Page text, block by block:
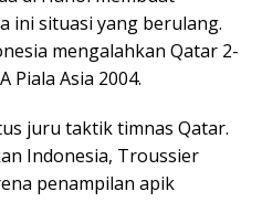
ini situasi yang berulang.
mengalahkan Qatar 2-
Piala Asia 2004.
juru taktik timnas Qatar.
Indonesia, Troussier
penampilan apik